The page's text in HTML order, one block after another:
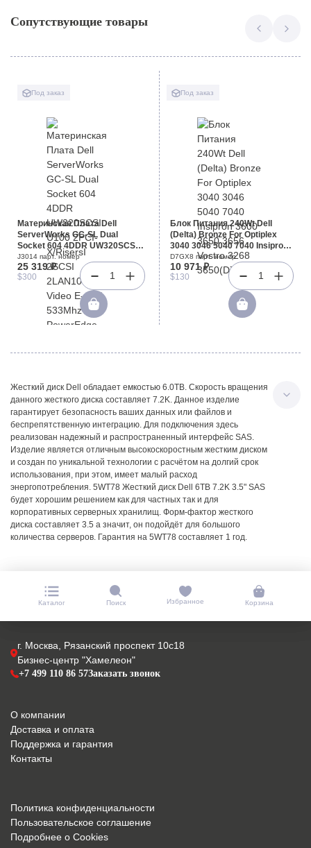
Сопутствующие товары
Под заказ
Материнская Плата Dell
ServerWorks GC-SL Dual
Socket 604 4DDR UW320SCSI
U100 2PCI-X/RisersI 2SCSI
2LAN1000 Video E-ATX 533Mhz
For PowerEdge 1750(J3014)
J3014 парт. номер
25 319 ₽
$300 1
Под заказ
Блок Питания 240Wt Dell
(Delta) Bronze For Optiplex
3040 3046 5040 7040 Insipron
3600 3650 3656 Vostro 3268
3650(D7GX8)
D7GX8 парт. номер
10 971 ₽
$130 1
Жесткий диск Dell обладает емкостью 6.0TB. Скорость вращения
данного жесткого диска составляет 7.2K. Данное изделие
гарантирует безопасность ваших данных или файлов и
беспрепятственную интеграцию. Для подключения здесь
реализован надежный и распространенный интерфейс SAS.
Изделие является отличным высокоскоростным жестким диском
и создан по уникальной технологии с расчётом на долгий срок
использования, при этом, имеет малый расход
энергопотребления. 5WT78 Жесткий диск Dell 6TB 7.2K 3.5" SAS
будет хорошим решением как для частных так и для
корпоративных серверных хранилищ. Форм-фактор жесткого
диска составляет 3.5 а значит, он подойдёт для большого
количества серверов. Гарантия на 5WT78 составляет 1 год.
Каталог Поиск Избранное Корзина
г. Москва, Рязанский проспект 10с18
Бизнес-центр "Хамелеон"
+7 499 110 86 57Заказать звонок
О компании
Доставка и оплата
Поддержка и гарантия
Контакты
Политика конфиденциальности
Пользовательское соглашение
Подробнее о Cookies